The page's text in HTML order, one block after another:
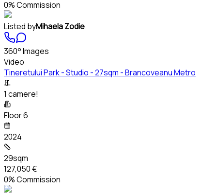
0% Commission
Listed byMihaela Zodie
360° Images
Video
Tineretului Park - Studio - 27sqm - Brancoveanu Metro
1 camere!
Floor 6
2024
29sqm
127,050 €
0% Commission